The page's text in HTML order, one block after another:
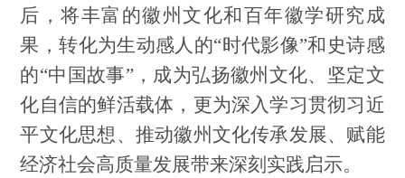
后，将丰富的徽州文化和百年徽学研究成
果，转化为生动感人的“时代影像”和史诗感
的“中国故事”，成为弘扬徽州文化、坚定文
化自信的鲜活载体，更为深入学习贯彻习近
平文化思想、推动徽州文化传承发展、 赋能
经济社会高质量发展带来深刻实践启示。